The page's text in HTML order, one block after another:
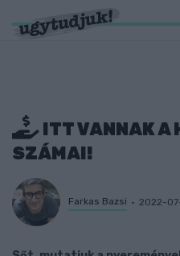
ITT VANNAK A
SZÁMAI!
Farkas Bazsi 2022-